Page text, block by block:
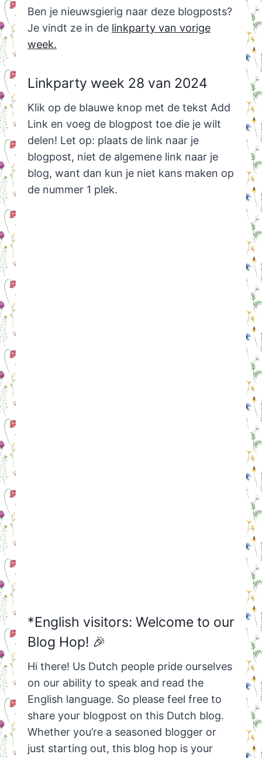
Ben je nieuwsgierig naar deze blogposts?
Je vindt ze in de linkparty van vorige
week.
Linkparty week 28 van 2024
Klik op de blauwe knop met de tekst Add
Link en voeg de blogpost toe die je wilt
delen! Let op: plaats de link naar je
blogpost, niet de algemene link naar je
blog, want dan kun je niet kans maken op
de nummer 1 plek.
*English visitors: Welcome to our
Blog Hop! 🎉
Hi there! Us Dutch people pride ourselves
on our ability to speak and read the
English language. So please feel free to
share your blogpost on this Dutch blog.
Whether you’re a seasoned blogger or
just starting out, this blog hop is your